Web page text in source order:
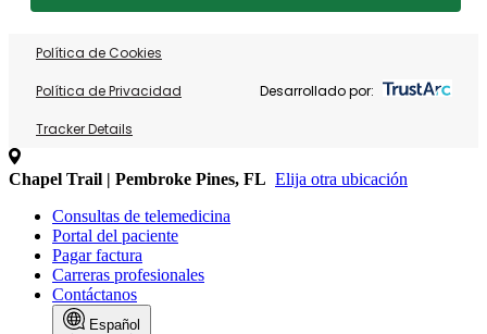
Política de Cookies
Política de Privacidad
Tracker Details
Desarrollado por:
Chapel Trail | Pembroke Pines, FL Elija otra ubicación
Consultas de telemedicina
Portal del paciente
Pagar factura
Carreras profesionales
Contáctanos
Español